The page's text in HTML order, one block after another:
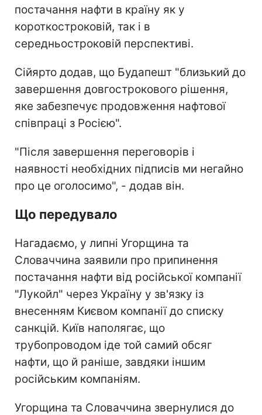
постачання нафти в країну як у
короткостроковій, так і в
середньостроковій перспективі.
Сійярто додав, що Будапешт "близький до
завершення довгострокового рішення,
яке забезпечує продовження нафтової
співпраці з Росією".
"Після завершення переговорів і
наявності необхідних підписів ми негайно
про це оголосимо", - додав він.
Що передувало
Нагадаємо, у липні Угорщина та
Словаччина заявили про припинення
постачання нафти від російської компанії
"Лукойл" через Україну у зв'язку із
внесенням Києвом компанії до списку
санкцій. Київ наполягає, що
трубопроводом іде той самий обсяг
нафти, що й раніше, завдяки іншим
російським компаніям.
Угорщина та Словаччина звернулися до